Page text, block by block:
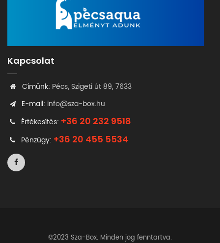
Kapcsolat
Címünk: Pécs, Szigeti út 89, 7633
E-mail: info@sza-box.hu
Értékesítés: +36 20 232 9518
Pénzügy: +36 20 455 5534
©2023 Sza-Box. Minden jog fenntartva.